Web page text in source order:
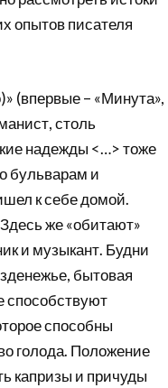
опытов писателя
(впервые – «Минута»,
столь
надежды <…> тоже
бульварам и
к себе домой.
же «обитают»
и музыкант. Будни
бытовая
способствуют
способны
голода. Положение
капризы и причуды